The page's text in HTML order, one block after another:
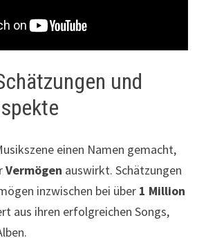
und
einen Namen gemacht,
Vermögen auswirkt. Schätzungen
inzwischen bei über 1 Million
aus ihren erfolgreichen Songs,